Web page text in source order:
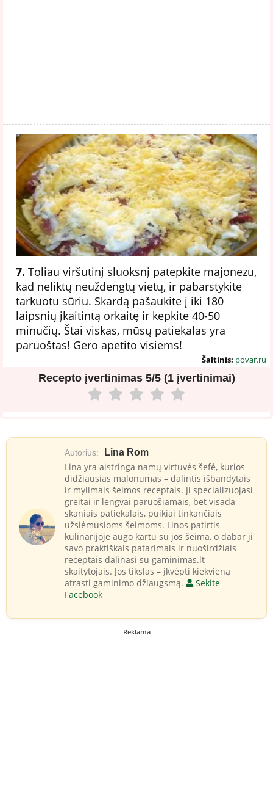
7. Toliau viršutinį sluoksnį patepkite majonezu,
kad neliktų neuždengtų vietų, ir pabarstykite
tarkuotu sūriu. Skardą pašaukite į iki 180
laipsnių įkaitintą orkaitę ir kepkite 40-50
minučių. Štai viskas, mūsų patiekalas yra
paruoštas! Gero apetito visiems!
Šaltinis: povar.ru
Recepto įvertinimas 5/5 (1 įvertinimai)
Autorius: Lina Rom
Lina yra aistringa namų virtuvės šefė, kurios
didžiausias malonumas – dalintis išbandytais
ir mylimais šeimos receptais. Ji specializuojasi
greitai ir lengvai paruošiamais, bet visada
skaniais patiekalais, puikiai tinkančiais
užsiėmusioms šeimoms. Linos patirtis
kulinarijoje augo kartu su jos šeima, o dabar ji
savo praktiškais patarimais ir nuoširdžiais
receptais dalinasi su gaminimas.lt
skaitytojais. Jos tikslas – įkvėpti kiekvieną
atrasti gaminimo džiaugsmą.
Sekite
Facebook
Reklama